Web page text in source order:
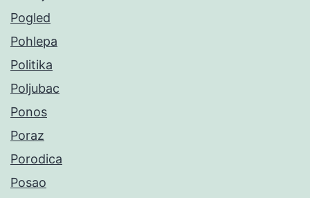
Pogled
Pohlepa
Politika
Poljubac
Ponos
Poraz
Porodica
Posao